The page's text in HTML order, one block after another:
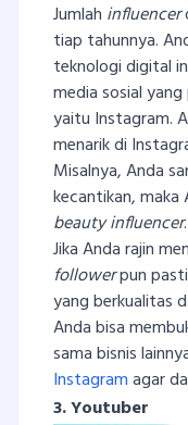
Jumlah influencer
tiap tahunnya.
teknologi digital
media sosial
yaitu Instagram.
menarik di
Misalnya, Anda
kecantikan, maka
beauty influencer.
Jika Anda rajin
followerpun
yang berkualitas
Anda bisa
sama bisnis
Instagramagar
3. Youtuber